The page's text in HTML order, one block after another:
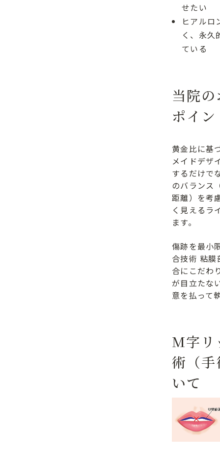
せたい
ヒアルロ
く、永久
ている
当院
ポイ
黄金比に基
メイドデザ
するだけで
のバランス
距離）を考
く見えるラ
ます。
傷跡を最小
合技術 粘
合にこだわ
が目立たな
意を払って
M字リ
術（
いて